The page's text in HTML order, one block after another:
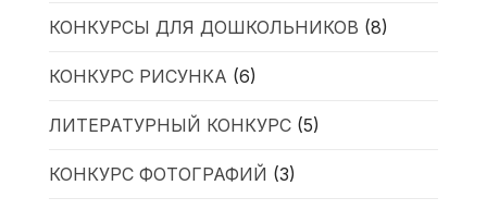
КОНКУРСЫ ДЛЯ ДОШКОЛЬНИКОВ (8)
КОНКУРС РИСУНКА (6)
ЛИТЕРАТУРНЫЙ КОНКУРС(5)
КОНКУРС ФОТОГРАФИЙ (3)